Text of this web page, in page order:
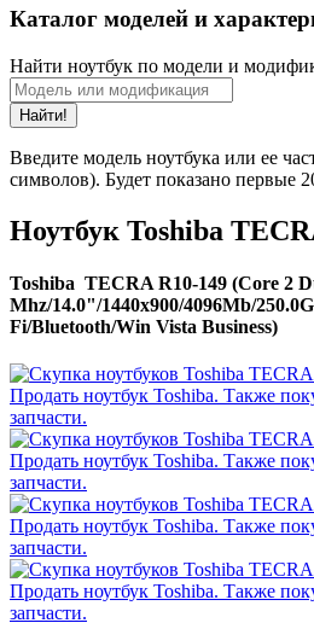
Каталог моделей и
Найти ноутбук по модели и
Найти!
Введите модель ноутбука или ее
символов). Будет показано первые
Ноутбук Toshiba
Toshiba TECRA R10-149 (Core 2
Mhz/14.0"/1440x900/4096Mb/
Fi/Bluetooth/Win Vista Business)